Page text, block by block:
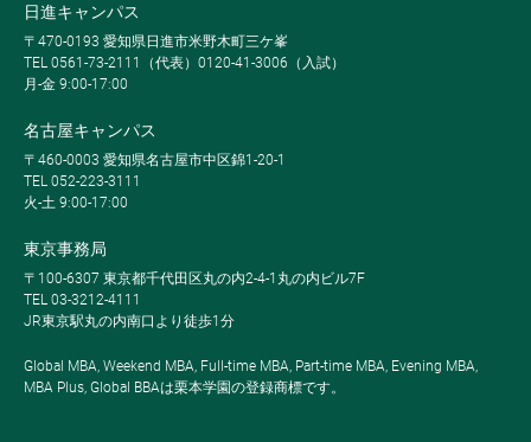
日進キャンパス
〒470-0193 愛知県日進市米野木町三ケ峯
TEL 0561-73-2111（代表）0120-41-3006（入試）
月-金 9:00-17:00
名古屋キャンパス
〒460-0003 愛知県名古屋市中区錦1-20-1
TEL 052-223-3111
火-土 9:00-17:00
東京事務局
〒100-6307 東京都千代田区丸の内2-4-1丸の内ビル7F
TEL 03-3212-4111
JR東京駅丸の内南口より徒歩1分
Global MBA, Weekend MBA, Full-time MBA, Part-time MBA, Evening MBA,
MBA Plus, Global BBAは栗本学園の登録商標です。